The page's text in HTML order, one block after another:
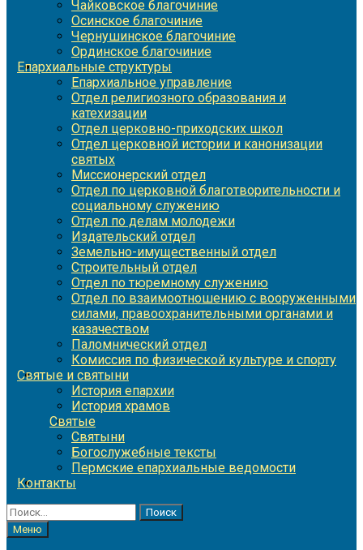
Чайковское благочиние
Осинское благочиние
Чернушинское благочиние
Ординское благочиние
Епархиальные структуры
Епархиальное управление
Отдел религиозного образования и
катехизации
Отдел церковно-приходских школ
Отдел церковной истории и канонизации
святых
Миссионерский отдел
Отдел по церковной благотворительности и
социальному служению
Отдел по делам молодежи
Издательский отдел
Земельно-имущественный отдел
Строительный отдел
Отдел по тюремному служению
Отдел по взаимоотношению с вооруженными
силами, правоохранительными органами и
казачеством
Паломнический отдел
Комиссия по физической культуре и спорту
Святые и святыни
История епархии
История храмов
Святые
Святыни
Богослужебные тексты
Пермские епархиальные ведомости
Контакты
Найти:
Меню